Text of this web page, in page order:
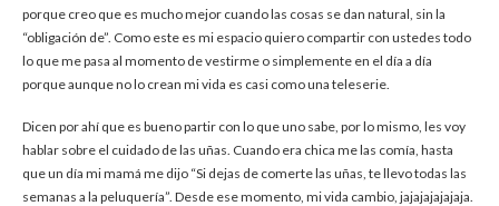
porque creo que es mucho mejor cuando las cosas se dan natural, sin la
“obligación de”. Como este es mi espacio quiero compartir con ustedes todo
lo que me pasa al momento de vestirme o simplemente en el día a día
porque aunque no lo crean mi vida es casi como una teleserie.
Dicen por ahí que es bueno partir con lo que uno sabe, por lo mismo, les voy
hablar sobre el cuidado de las uñas. Cuando era chica me las comía, hasta
que un día mi mamá me dijo “Si dejas de comerte las uñas, te llevo todas las
semanas a la peluquería”. Desde ese momento, mi vida cambio, jajajajajajaja.